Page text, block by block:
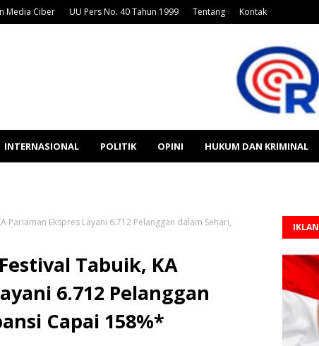
Media Ciber UU Pers No. 40 Tahun 1999 Tentang Kontak
INTERNASIONAL POLITIK OPINI HUKUM DAN KRIMINAL
Pariaman Ekspres Layani 6.712 Pelanggan dalam Sehari,
Tabuik, KA
6.712 Pelanggan
Capai 158%*
IKLAN